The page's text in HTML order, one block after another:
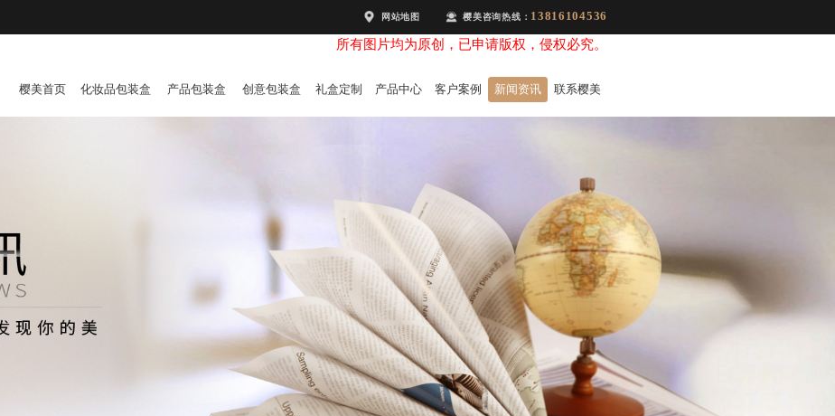
网站地图 樱美咨询热线： 13816104536
所有图片均为原创，已申请版权，侵权必究。
樱美首页 化妆品包装盒 产品包装盒 创意包装盒 礼盒定制 产品中心 客户案例 新闻资讯 联系樱美